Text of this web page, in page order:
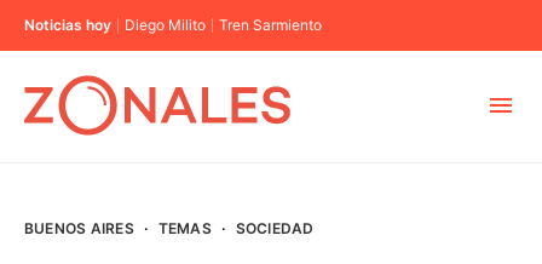
Noticias hoy Diego Milito Tren Sarmiento
BUENOS AIRES · TEMAS · SOCIEDAD